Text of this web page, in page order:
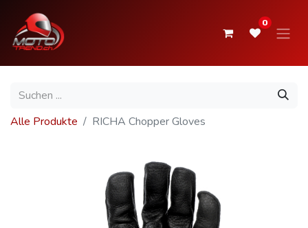
0
Alle Produkte RICHA Chopper Gloves